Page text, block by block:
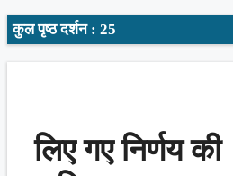
कुल पृष्ठ दर्शन : 25
लिए गए निर्णय की